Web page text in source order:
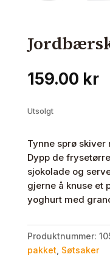
159.00 kr
Utsolgt
Tynne sprø
Dypp de
sjokolade og
gjerne å knuse et
yoghurt med
Produktnummer:
pakket Søtsaker